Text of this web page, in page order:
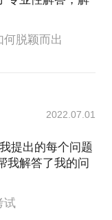
参与了多项大型
工图设计工作，
脱颖而出
2022.07.01
提出的每个问题
我解答了我的问
试